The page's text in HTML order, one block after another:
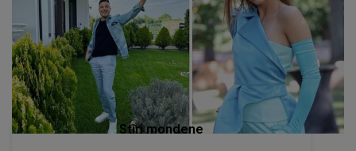
Stiri mondene